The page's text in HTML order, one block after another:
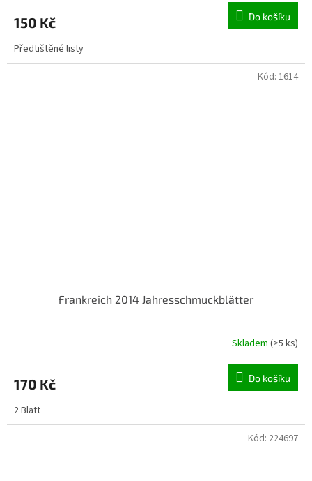
150 Kč Do košíku
Předtištěné listy
Frankreich 2014 Jahresschmuckblätter
Skladem (>5 ks)
170 Kč Do košíku
2 Blatt
Kód: 1614
Kód: 224697